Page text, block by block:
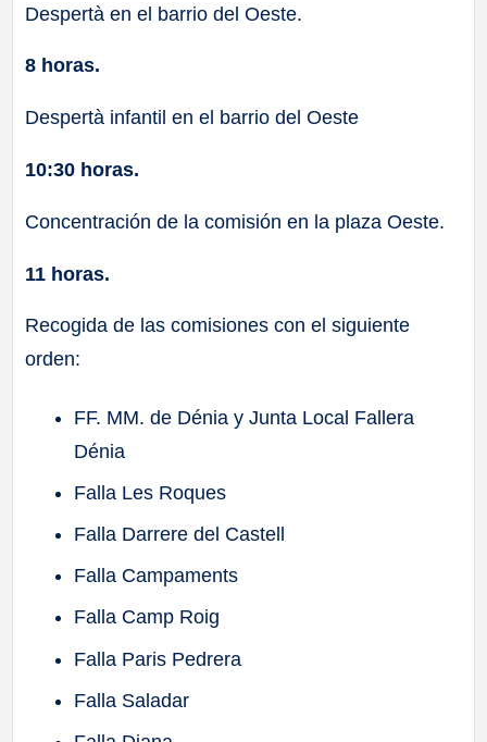
Despertà en el barrio del Oeste.
8 horas.
Despertà infantil en el barrio del Oeste
10:30 horas.
Concentración de la comisión en la plaza Oeste.
11 horas.
Recogida de las comisiones con el siguiente
orden:
FF. MM. de Dénia y Junta Local Fallera
Dénia
Falla Les Roques
Falla Darrere del Castell
Falla Campaments
Falla Camp Roig
Falla Paris Pedrera
Falla Saladar